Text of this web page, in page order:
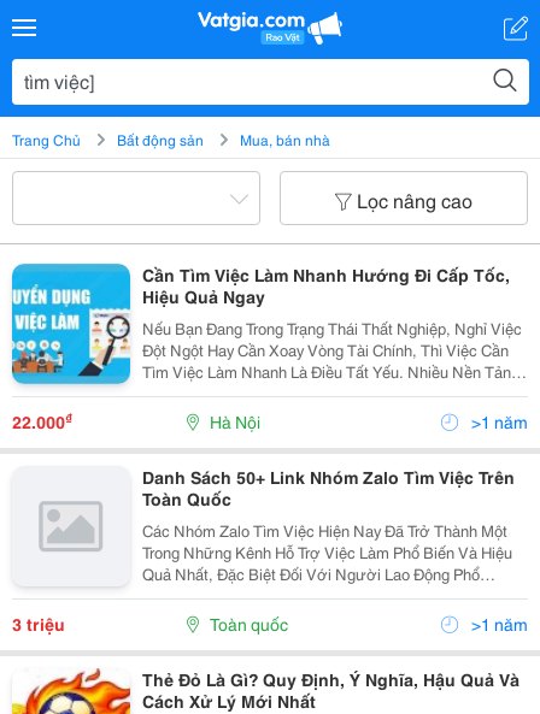
Trang Chủ Bất động sản Mua, bán nhà
Lọc nâng cao
Cần Tìm Việc Làm Nhanh Hướng Đi Cấp Tốc,
Hiệu Quả Ngay
Nếu Bạn Đang Trong Trạng Thái Thất Nghiệp, Nghỉ Việc
Đột Ngột Hay Cần Xoay Vòng Tài Chính, Thì Việc Cần
Tìm Việc Làm Nhanh Là Điều Tất Yếu. Nhiều Nền Tảng
Hiện Nay Cung Cấp Lựa Chọn &Ldquo;Việc Gấp
&Ndash; Đi Làm Liền&Rdquo; Trong Vòng...
22.000₫ Hà Nội >1 năm
Danh Sách 50+ Link Nhóm Zalo Tìm Việc Trên
Toàn Quốc
Các Nhóm Zalo Tìm Việc Hiện Nay Đã Trở Thành Một
Trong Những Kênh Hỗ Trợ Việc Làm Phổ Biến Và Hiệu
Quả Nhất, Đặc Biệt Đối Với Người Lao Động Phổ
Thông, Sinh Viên Mới Ra Trường, Hay Những Ai Đang
Tìm Việc Nhanh, Việc Gần Nhà. Thông Qua Các Nhóm
3 triệu Toàn quốc >1 năm
Thẻ Đỏ Là Gì? Quy Định, Ý Nghĩa, Hậu Quả Và
Cách Xử Lý Mới Nhất